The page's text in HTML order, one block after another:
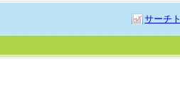
サーチ